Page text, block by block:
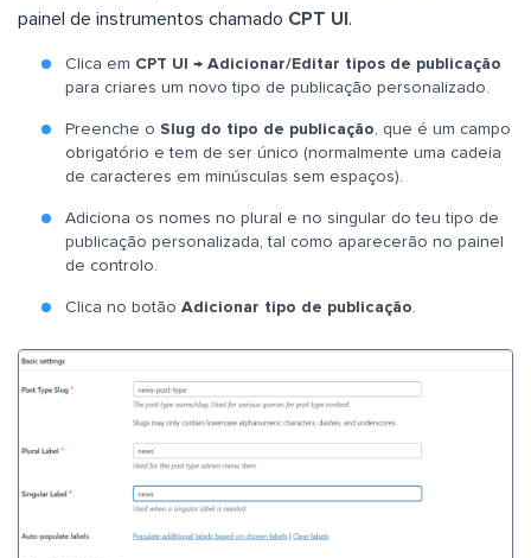
painel de instrumentos chamado CPT UI .
Clica em CPT UI → Adicionar/Editar tipos de publicação
para criares um novo tipo de publicação personalizado.
Preenche o Slug do tipo de publicação, que é um campo
obrigatório e tem de ser único (normalmente uma cadeia
de caracteres em minúsculas sem espaços).
Adiciona os nomes no plural e no singular do teu tipo de
publicação personalizada, tal como aparecerão no painel
de controlo.
Clica no botão Adicionar tipo de publicação.